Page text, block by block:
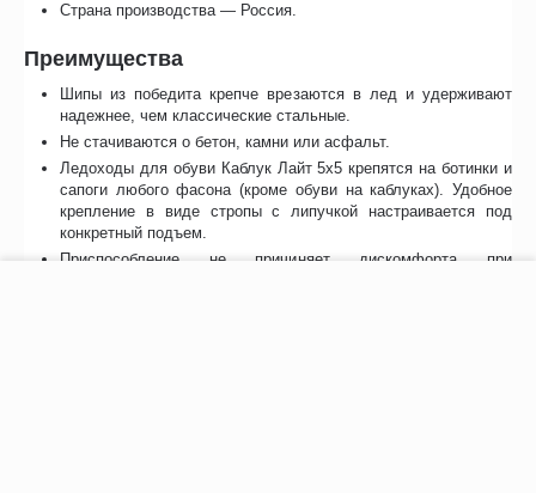
Страна производства — Россия.
Преимущества
Шипы из победита крепче врезаются в лед и удерживают
надежнее, чем классические стальные.
Не стачиваются о бетон, камни или асфальт.
Ледоходы для обуви Каблук Лайт 5х5 крепятся на ботинки и
сапоги любого фасона (кроме обуви на каблуках). Удобное
крепление в виде стропы с липучкой настраивается под
конкретный подъем.
Приспособление не причиняет дискомфорта при